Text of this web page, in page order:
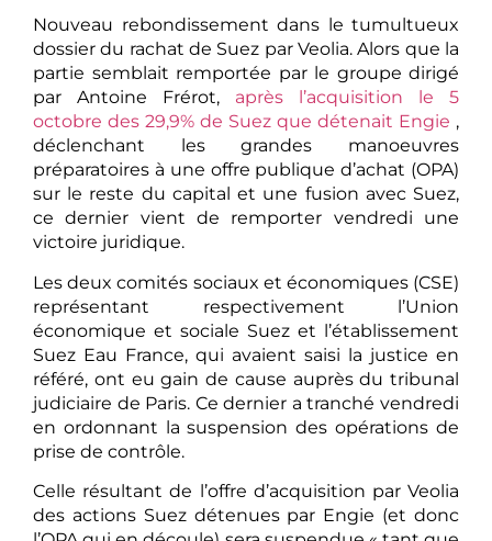
Nouveau rebondissement dans le tumultueux
dossier du rachat de Suez par Veolia. Alors que la
partie semblait remportée par le groupe dirigé
par Antoine Frérot, après l’acquisition le 5
octobre des 29,9% de Suez que détenait Engie ,
déclenchant les grandes manoeuvres
préparatoires à une offre publique d’achat (OPA)
sur le reste du capital et une fusion avec Suez,
ce dernier vient de remporter vendredi une
victoire juridique.
Les deux comités sociaux et économiques (CSE)
représentant respectivement l’Union
économique et sociale Suez et l’établissement
Suez Eau France, qui avaient saisi la justice en
référé, ont eu gain de cause auprès du tribunal
judiciaire de Paris. Ce dernier a tranché vendredi
en ordonnant la suspension des opérations de
prise de contrôle.
Celle résultant de l’offre d’acquisition par Veolia
des actions Suez détenues par Engie (et donc